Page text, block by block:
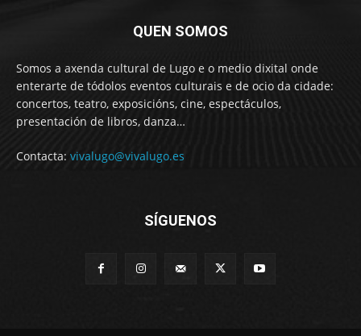
QUEN SOMOS
Somos a axenda cultural de Lugo e o medio dixital onde
enterarte de tódolos eventos culturais e de ocio da cidade:
concertos, teatro, exposicións, cine, espectáculos,
presentación de libros, danza…
Contacta: vivalugo@vivalugo.es
SÍGUENOS